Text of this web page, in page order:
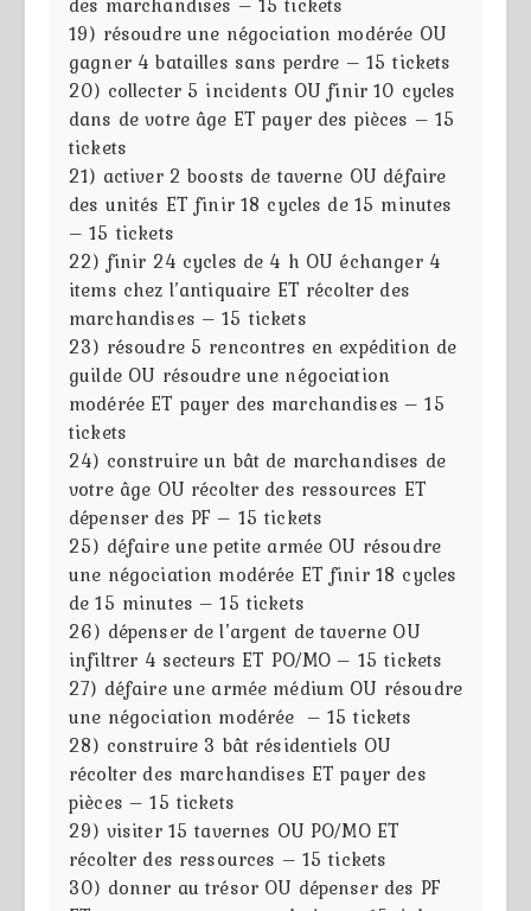
19) résoudre une négociation modérée OU
gagner 4 batailles sans perdre – 15 tickets
20) collecter 5 incidents OU finir 10 cycles
dans de votre âge ET payer des pièces – 15
tickets
21) activer 2 boosts de taverne OU défaire
des unités ET finir 18 cycles de 15 minutes
– 15 tickets
22) finir 24 cycles de 4 h OU échanger 4
items chez l’antiquaire ET récolter des
marchandises – 15 tickets
23) résoudre 5 rencontres en expédition de
guilde OU résoudre une négociation
modérée ET payer des marchandises – 15
tickets
24) construire un bât de marchandises de
votre âge OU récolter des ressources ET
dépenser des PF – 15 tickets
25) défaire une petite armée OU résoudre
une négociation modérée ET finir 18 cycles
de 15 minutes – 15 tickets
26) dépenser de l’argent de taverne OU
infiltrer 4 secteurs ET PO/MO – 15 tickets
27) défaire une armée médium OU résoudre
une négociation modérée – 15 tickets
28) construire 3 bât résidentiels OU
récolter des marchandises ET payer des
pièces – 15 tickets
29) visiter 15 tavernes OU PO/MO ET
récolter des ressources – 15 tickets
30) donner au trésor OU dépenser des PF